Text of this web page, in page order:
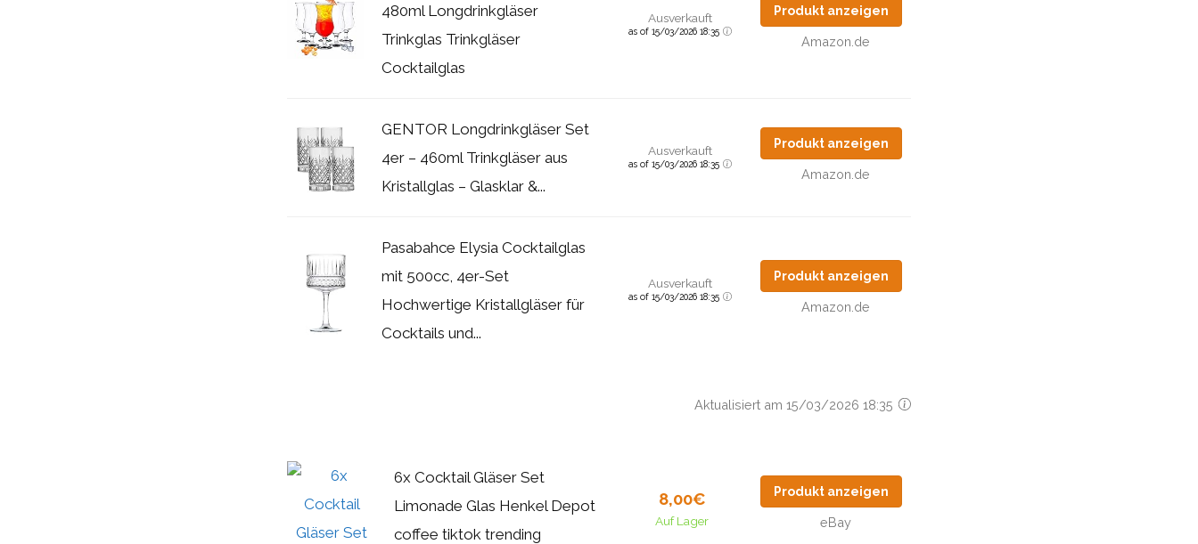
480ml Longdrinkgläser
Trinkglas Trinkgläser
Cocktailglas
Ausverkauft
as of 15/03/2026 18:35
Produkt anzeigen
Amazon.de
GENTOR Longdrinkgläser Set
4er – 460ml Trinkgläser aus
Kristallglas – Glasklar &...
Ausverkauft
as of 15/03/2026 18:35
Produkt anzeigen
Amazon.de
Pasabahce Elysia Cocktailglas
mit 500cc, 4er-Set
Hochwertige Kristallgläser für
Cocktails und...
Ausverkauft
as of 15/03/2026 18:35
Produkt anzeigen
Amazon.de
Aktualisiert am 15/03/2026 18:35
6x Cocktail Gläser Set
Limonade Glas Henkel Depot
coffee tiktok trending
8,00€
Auf Lager
Produkt anzeigen
eBay